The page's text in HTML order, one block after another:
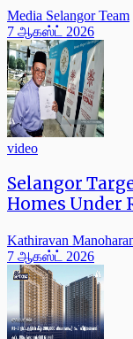
Media Selangor Team
7 ஆகஸ்ட் 2026
video
Selangor
Homes Under
Kathiravan
7 ஆகஸ்ட் 2026